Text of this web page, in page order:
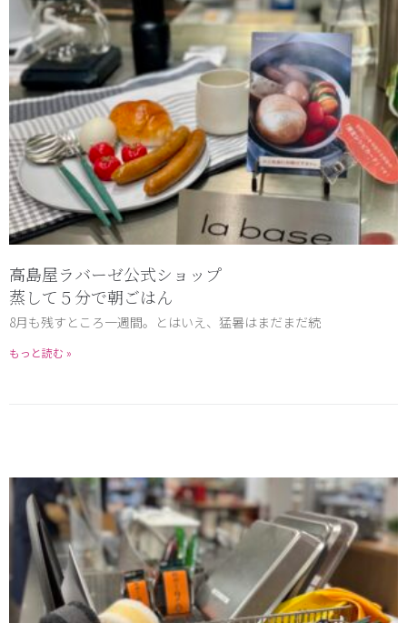
高島屋ラバーゼ公式ショップ
蒸して５分で朝ごはん
8月も残すところ一週間。とはいえ、猛暑はまだまだ続
もっと読む »